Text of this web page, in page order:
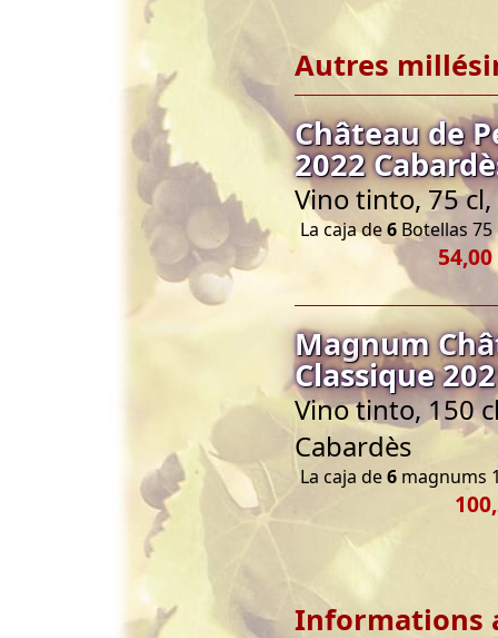
Autres
Château de
2022
Vino tinto, 75
La caja de6 Botellas 75
54,00
Magnum
Classique
Vino tinto, 150
Cabardès
La caja de6 magnums
Informations